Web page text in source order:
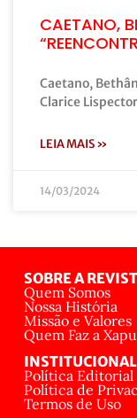
CAETANO,
Caetano,
Clarice
LEIA MAIS »
14/03/2024
SOBRE A
Quem Somos
Nossa História
Missão e Valores
Quem Faz a
INSTITUCIONAL
Política Editorial
Política de
Termos de Uso